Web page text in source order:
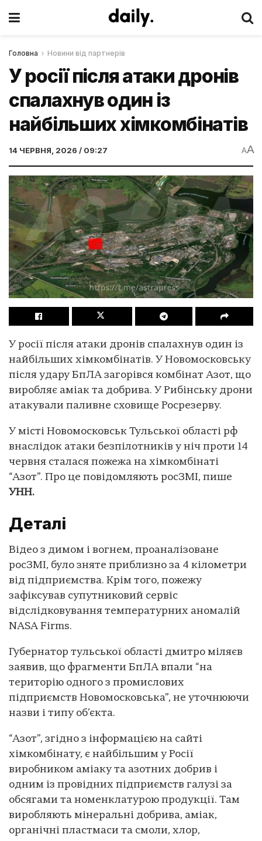
Головна Новини від партнерів
У росії після атаки дронів
спалахнув один із
найбільших хімкомбінатів
14 ЧЕРВНЯ, 2026 / 09:27 AA
У росії після атаки дронів спалахнув один із
найбільших хімкомбінатів. У Новомосковську
після удару БпЛА загорівся комбінат Азот, що
виробляє аміак та добрива. У Рибінську дрони
атакували паливне сховище Росрезерву.
У місті Новомосковськ Тульської області рф
внаслідок атаки безпілотників у ніч проти 14
червня сталася пожежа на хімкомбінаті
“Азот”. Про це повідомляють росЗМІ, пише
УНН.
Деталі
Відео з димом і вогнем, проаналізоване
росЗМІ, було зняте приблизно за 4 кілометри
від підприємства. Крім того, пожежу
зафіксував супутниковий сервіс
відслідковування температурних аномалій
NASA Firms.
Губернатор тульської області дмитро міляєв
заявив, що фрагменти БпЛА впали “на
територію одного з промислових
підприємств Новомосковська”, не уточнюючи
назви і типу об’єкта.
“Азот”, згідно з інформацією на сайті
хімкомбінату, є найбільшим у Росії
виробником аміаку та азотних добрив і
одним із провідних підприємств галузі за
обсягами та номенклатурою продукції. Там
виробляють мінеральні добрива, аміак,
органічні пластмаси та смоли, хлор,